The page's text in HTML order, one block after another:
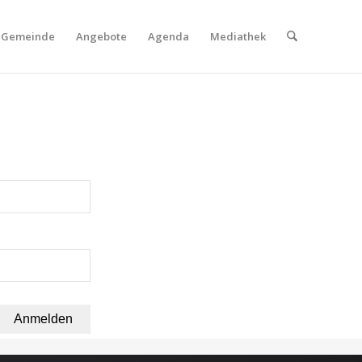
Gemeinde Angebote Agenda Mediathek